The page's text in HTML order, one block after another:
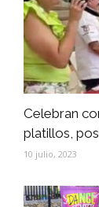
Celebran
platillos,
10 julio, 2023